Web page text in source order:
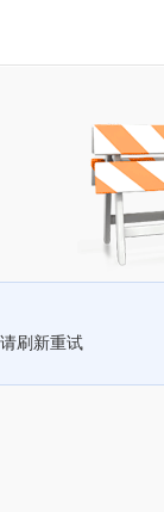
刷新重试